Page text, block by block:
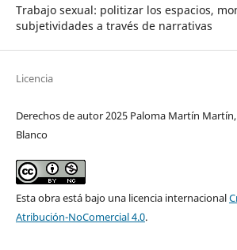
Trabajo sexual: politizar los espacios,
subjetividades a través de narrativas
Licencia
Derechos de autor 2025 Paloma Martín
Blanco
Esta obra está bajo una licencia internacional
Atribución-NoComercial 4.0.